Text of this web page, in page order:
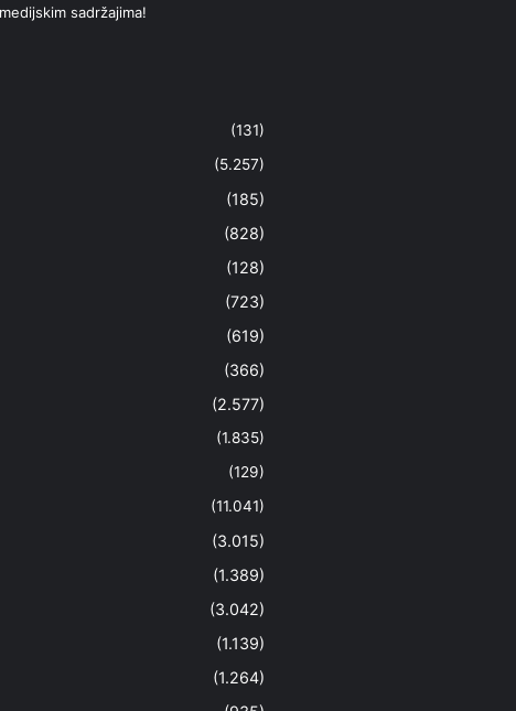
sadržajima!
(131)
(5.257)
(185)
(828)
(128)
(723)
(619)
(366)
(2.577)
(1.835)
(129)
(11.041)
(3.015)
(1.389)
(3.042)
(1.139)
(1.264)